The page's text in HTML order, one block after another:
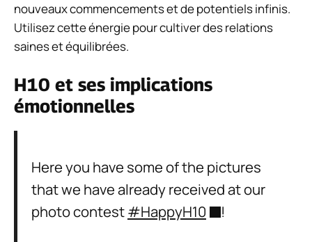
nouveaux commencements et de potentiels infinis.
Utilisez cette énergie pour cultiver des relations
saines et équilibrées.
H10 et ses implications
émotionnelles
Here you have some of the pictures
that we have already received at our
photo contest#HappyH10 !